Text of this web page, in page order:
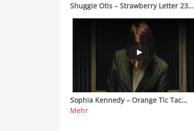
Shuggie Otis – Strawberry Letter 23…
Sophia Kennedy – Orange Tic Tac…
Mehr